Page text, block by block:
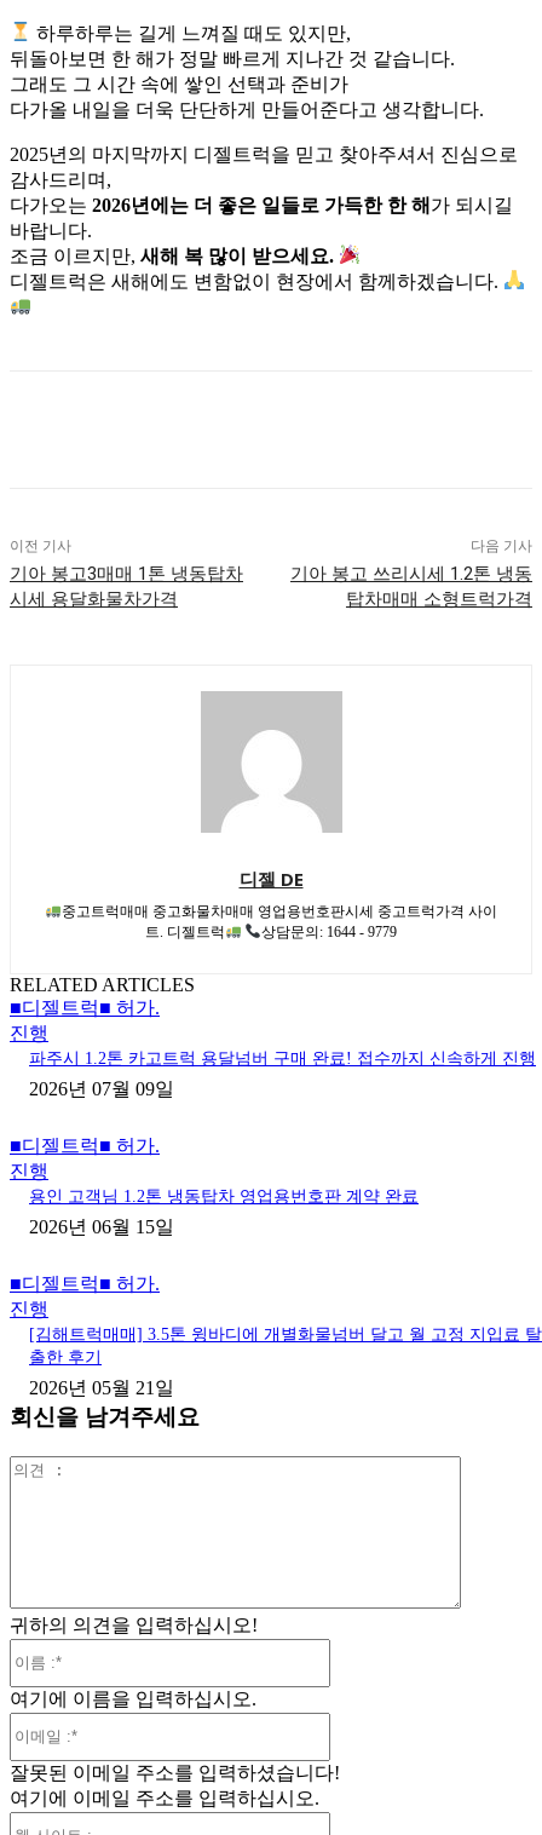
하루하루는 길게 느껴질 때도 있지만,
뒤돌아보면 한 해가 정말 빠르게 지나간 것 같습니다.
그래도 그 시간 속에 쌓인 선택과 준비가
다가올 내일을 더욱 단단하게 만들어준다고 생각합니다.
2025년의 마지막까지 디젤트럭을 믿고 찾아주셔서 진심으로
감사드리며,
다가오는 2026년에는 더 좋은 일들로 가득한 한 해 가 되시길
바랍니다.
조금 이르지만, 새해 복 많이 받으세요.
디젤트럭은 새해에도 변함없이 현장에서 함께하겠습니다.
이전 기사
기아 봉고3매매 1톤 냉동탑차
시세 용달화물차가격
다음 기사
기아 봉고 쓰리시세 1.2톤 냉동
탑차매매 소형트럭가격
디젤 DE
중고트럭매매 중고화물차매매 영업용번호판시세 중고트럭가격 사이
트. 디젤트럭
상담문의: 1644 - 9779
RELATED ARTICLES
■디젤트럭■ 허가.
진행
파주시 1.2톤 카고트럭 용달넘버 구매 완료! 접수까지 신속하게 진행
2026년 07월 09일
■디젤트럭■ 허가.
진행
용인 고객님 1.2톤 냉동탑차 영업용번호판 계약 완료
2026년 06월 15일
■디젤트럭■ 허가.
진행
[김해트럭매매] 3.5톤 윙바디에 개별화물넘버 달고 월 고정 지입료 탈
출한 후기
2026년 05월 21일
회신을 남겨주세요
귀하의 의견을 입력하십시오!
여기에 이름을 입력하십시오.
일
잘못된 이메일 주소를 입력하셨습니다!
여기에 이메일 주소를 입력하십시오.